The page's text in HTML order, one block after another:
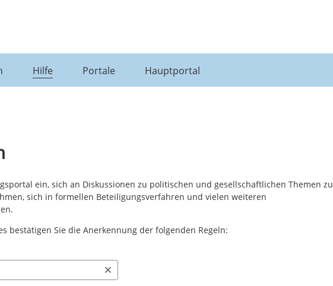
Hilfe Portale Hauptportal
ein, sich an Diskussionen zu politischen und gesellschaftlichen Themen zu
sich in formellen Beteiligungsverfahren und vielen weiteren
bestätigen Sie die Anerkennung der folgenden Regeln: